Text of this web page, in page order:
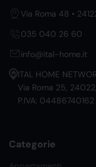
Via Roma 48 •
035 040 26 60
info@ital-home.it
ITAL HOME
Via Roma 25,
P.IVA: 04486740162
Categorie